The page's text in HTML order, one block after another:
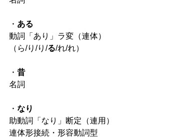
・ ある
動詞「あり」ラ変（連体）
（ら/り/り/る/れ/れ）
・ 昔
名詞
・ なり
助動詞「なり」断定（連用）
連体形接続・形容動詞型